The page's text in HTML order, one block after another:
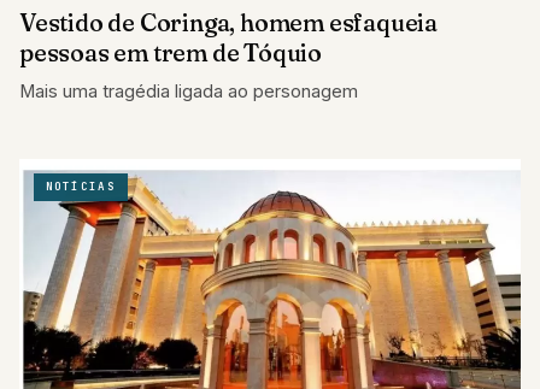
Vestido de Coringa, homem esfaqueia
pessoas em trem de Tóquio
Mais uma tragédia ligada ao personagem
NOTÍCIAS